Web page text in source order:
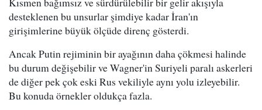
desteklenen bu unsurlar şimdiye kadar İran'ın
girişimlerine büyük ölçüde direnç gösterdi.
Ancak Putin rejiminin bir ayağının daha çökmesi halinde
bu durum değişebilir ve Wagner'in Suriyeli paralı askerleri
de diğer pek çok eski Rus vekiliyle aynı yolu izleyebilir.
Bu konuda örnekler oldukça fazla.